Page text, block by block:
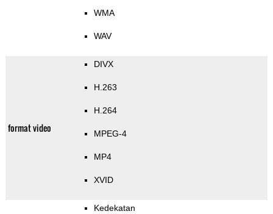
WMA
WAV
format video
DIVX
H.263
H.264
MPEG-4
MP4
XVID
Kedekatan